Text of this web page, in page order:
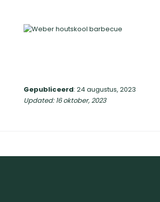
Gepubliceerd: 24 augustus, 2023
Updated: 16 oktober, 2023